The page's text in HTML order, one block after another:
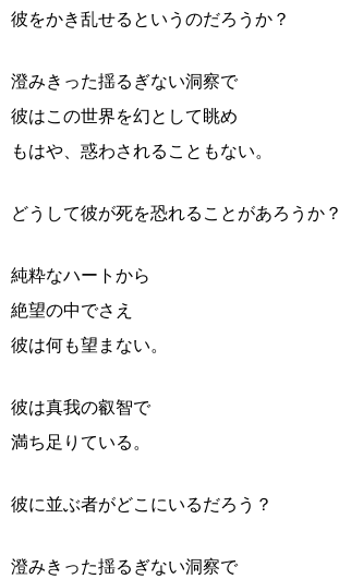
彼をかき乱せるというのだろうか？
澄みきった揺るぎない洞察で
彼はこの世界を幻として眺め
もはや、惑わされることもない。
どうして彼が死を恐れることがあろうか？
純粋なハートから
絶望の中でさえ
彼は何も望まない。
彼は真我の叡智で
満ち足りている。
彼に並ぶ者がどこにいるだろう？
澄みきった揺るぎない洞察で